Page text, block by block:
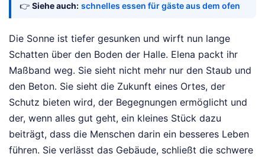
👉 Siehe auch: schnelles essen für gäste aus dem ofen
Die Sonne ist tiefer gesunken und wirft nun lange
Schatten über den Boden der Halle. Elena packt ihr
Maßband weg. Sie sieht nicht mehr nur den Staub und
den Beton. Sie sieht die Zukunft eines Ortes, der
Schutz bieten wird, der Begegnungen ermöglicht und
der, wenn alles gut geht, ein kleines Stück dazu
beiträgt, dass die Menschen darin ein besseres Leben
führen. Sie verlässt das Gebäude, schließt die schwere